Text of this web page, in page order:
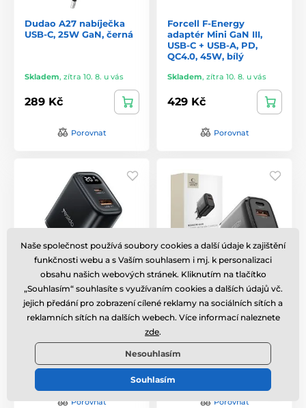
Dudao A27 nabíječka
USB-C, 25W GaN, černá
Skladem, zítra 10. 8. u vás
289 Kč
Porovnat
Forcell F-Energy
adaptér Mini GaN III,
USB-C + USB-A, PD,
QC4.0, 45W, bílý
Skladem, zítra 10. 8. u vás
429 Kč
Porovnat
Yesido adaptér (YC68) s
digitálním displejem,
USB + USB-C, černý
Skladem,zítra 10. 8. u vás
269 Kč
Porovnat
Tech-Protect NCA65W-
GAN 2-portová
nabíječka PD 65 W / QC
Skladem,zítra 10. 8. u vás
379 Kč
Porovnat
Naše společnost používá soubory cookies a další údaje k zajištění
funkčnosti webu a s Vaším souhlasem i mj. k personalizaci
obsahu našich webových stránek. Kliknutím na tlačítko
„Souhlasím“ souhlasíte s využívaním cookies a dalších údajů vč.
jejich předání pro zobrazení cílené reklamy na sociálních sítích a
reklamních sítích na dalších webech. Více informací naleznete
zde.
Nesouhlasím
Souhlasím